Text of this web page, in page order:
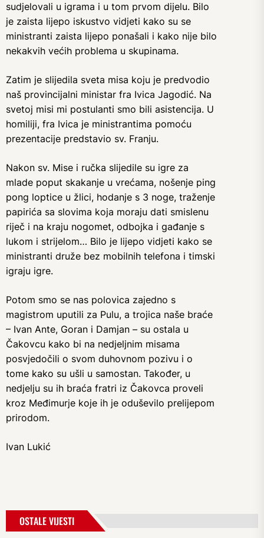
sudjelovali u igrama i u tom prvom dijelu. Bilo
je zaista lijepo iskustvo vidjeti kako su se
ministranti zaista lijepo ponašali i kako nije bilo
nekakvih većih problema u skupinama.
Zatim je slijedila sveta misa koju je predvodio
naš provincijalni ministar fra Ivica Jagodić. Na
svetoj misi mi postulanti smo bili asistencija. U
homiliji, fra Ivica je ministrantima pomoću
prezentacije predstavio sv. Franju.
Nakon sv. Mise i ručka slijedile su igre za
mlade poput skakanje u vrećama, nošenje ping
pong loptice u žlici, hodanje s 3 noge, traženje
papirića sa slovima koja moraju dati smislenu
riječ i na kraju nogomet, odbojka i gađanje s
lukom i strijelom… Bilo je lijepo vidjeti kako se
ministranti druže bez mobilnih telefona i timski
igraju igre.
Potom smo se nas polovica zajedno s
magistrom uputili za Pulu, a trojica naše braće
– Ivan Ante, Goran i Damjan – su ostala u
Čakovcu kako bi na nedjeljnim misama
posvjedočili o svom duhovnom pozivu i o
tome kako su ušli u samostan. Također, u
nedjelju su ih braća fratri iz Čakovca proveli
kroz Međimurje koje ih je oduševilo prelijepom
prirodom.
Ivan Lukić
OSTALE VIJESTI